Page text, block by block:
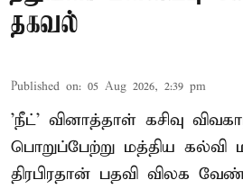
தகவல்
Published on: 05 Aug 2026, 2:39 pm
'நீட்' வினாத்தாள் கசிவு
பொறுப்பேற்று மத்திய கல்வி
திரபிரதான் பதவி விலக